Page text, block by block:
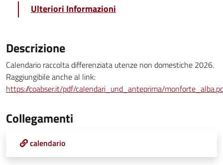
Ulteriori Informazioni
Descrizione
Calendario raccolta differenziata utenze non domestiche 2026.
Raggiungibile anche al link:
https://coabser.it/pdf/calendari_und_anteprima/
Collegamenti
calendario